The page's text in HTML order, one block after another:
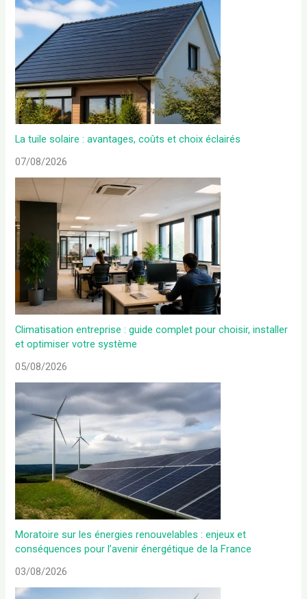
La tuile solaire : avantages, coûts et choix éclairés
07/08/2026
Climatisation entreprise : guide complet pour choisir, installer
et optimiser votre système
05/08/2026
Moratoire sur les énergies renouvelables : enjeux et
conséquences pour l’avenir énergétique de la France
03/08/2026